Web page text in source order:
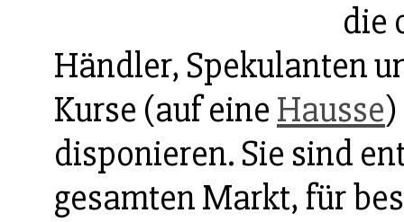
die
Händler, Spekulanten
Kurse (auf eine Hausse
disponieren. Sie sind
gesamten Markt, für